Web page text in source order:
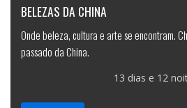
BELEZAS DA CHINA
Onde beleza, cultura e arte se encontram.
passado da China.
13 dias e 12